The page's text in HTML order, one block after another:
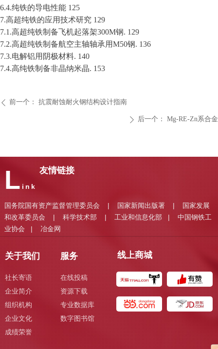
ꄴ 前一个： 抗震耐蚀耐火钢结构设计指南
ꄲ 后一个： Mg-RE-Zn系合金
6.4.纯铁的导电性能 125
7.高超纯铁的应用技术研究 129
7.1.高超纯铁制备飞机起落架300M钢. 129
7.2.高超纯铁制备航空主轴轴承用M50钢. 136
7.3.电解铝用阴极材料. 140
7.4.高纯铁制备非晶纳米晶. 153
关于我们
社长寄语
企业简介
组织机构
企业文化
成绩荣誉
服务
在线投稿
资源下载
专业数据库
数字图书馆
线上商城
国务院国有资产监督管理委员会 | 国家新闻出版署 | 国家发展
和改革委员会 | 科学技术部 | 工业和信息化部 | 中国钢铁工
业协会 | 冶金网
L ink
友情链接